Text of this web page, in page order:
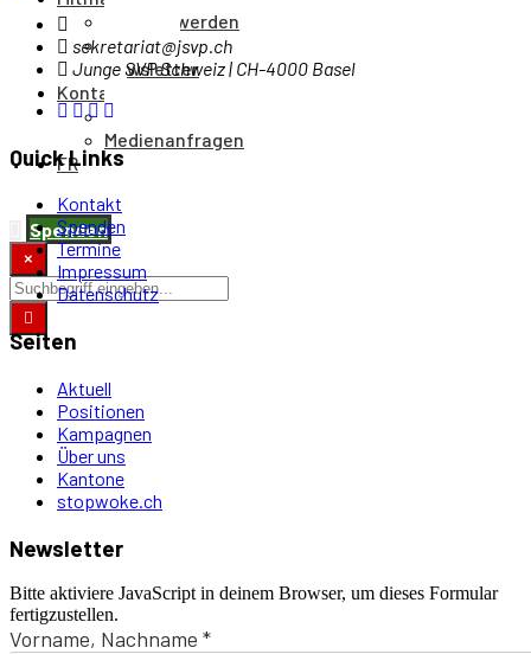
Mitglied werden
Spenden
Newsletter
Kontakt
Kontakt
Medienanfragen
FR
Spenden
×
sekretariat@jsvp.ch
Junge SVP Schweiz | CH-4000 Basel
Quick Links
Kontakt
Spenden
Termine
Impressum
Datenschutz
Seiten
Aktuell
Positionen
Kampagnen
Über uns
Kantone
stopwoke.ch
Newsletter
Bitte aktiviere JavaScript in deinem Browser, um dieses Formular
fertigzustellen.
Vorname, Nachname *